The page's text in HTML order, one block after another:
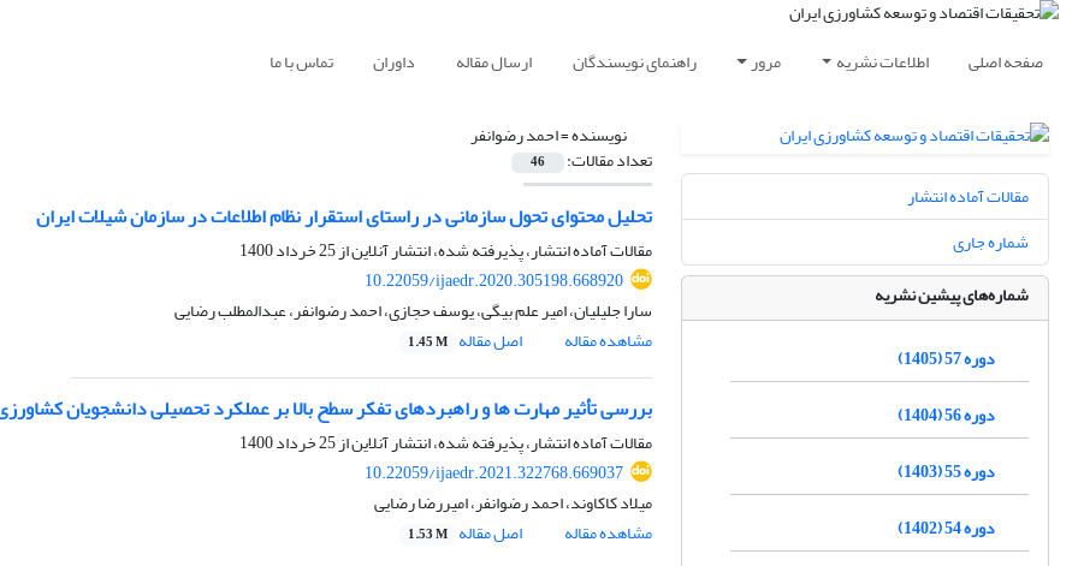
صفحه اصلی اطلاعات نشریه مرور راهنمای نویسندگان ارسال مقاله داوران تماس با ما
نویسنده =احمد رضوانفر
تعداد مقالات: 46
تحلیل محتوای تحول سازمانی در راستای استقرار نظام اطلاعات در سازمان شیلات ایران
مقالات آماده انتشار، پذیرفته شده، انتشار آنلاین از25 خرداد 1400
10.22059/ijaedr.2020.305198.668920
سارا جلیلیان، امیر علم بیگی، یوسف حجازی، احمد رضوانفر، عبدالمطلب رضایی
مشاهده مقاله
اصل مقاله 1.45 M
بررسی تأثیر مهارت ها و راهبردهای تفکر سطح بالا بر عملکرد تحصیلی دانشجویان
مقالات آماده انتشار، پذیرفته شده، انتشار آنلاین از25 خرداد 1400
10.22059/ijaedr.2021.322768.669037
میلاد کاکاوند، احمد رضوانفر، امیررضا رضایی
مشاهده مقاله
اصل مقاله 1.53 M
مقالات آماده انتشار
شماره جاری
شماره‌های پیشین نشریه
دوره 57 (1405)
دوره 56 (1404)
دوره 55 (1403)
دوره 54 (1402)